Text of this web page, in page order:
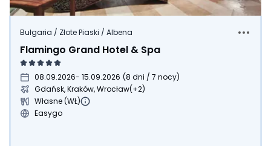
Bułgaria / Złote Piaski / Albena
Flamingo Grand Hotel & Spa
08.09.2026- 15.09.2026 (8 dni / 7 nocy)
Gdańsk, Kraków, Wrocław(+2)
Własne (WŁ)
Easygo